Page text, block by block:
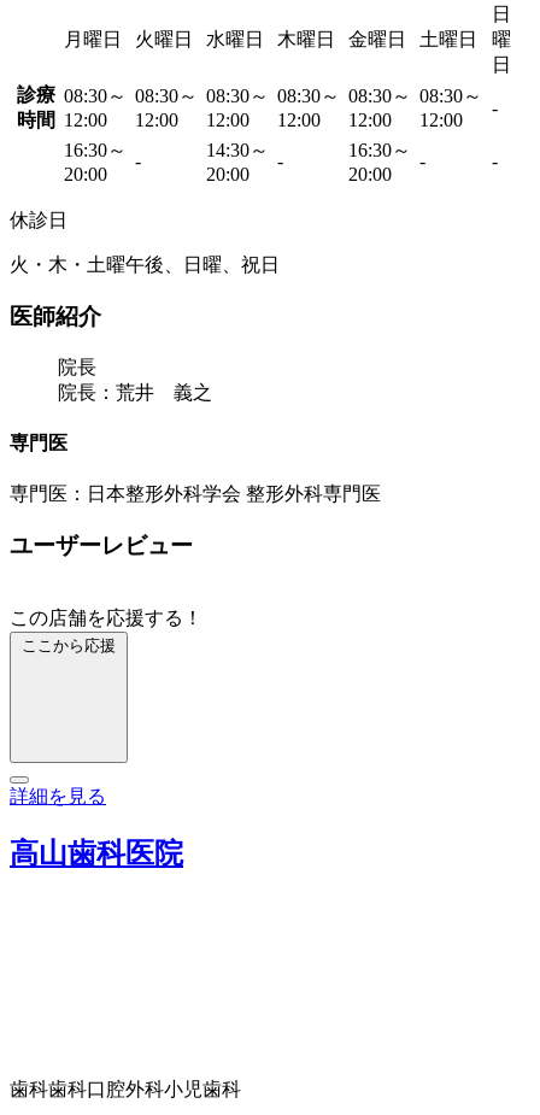
月曜日 火曜日 水曜日 木曜日 金曜日 土曜日
日
曜
日
診療
時間
08:30～
12:00
08:30～
12:00
08:30～
12:00
08:30～
12:00
08:30～
12:00
08:30～
12:00
-
16:30～
20:00
-
14:30～
20:00
-
16:30～
20:00
- -
休診日
火・木・土曜午後、日曜、祝日
医師紹介
院長
院長：荒井 義之
専門医
専門医：日本整形外科学会 整形外科専門医
ユーザーレビュー
この店舗を応援する！
ここから応援
詳細を見る
高山歯科医院
歯科歯科口腔外科小児歯科